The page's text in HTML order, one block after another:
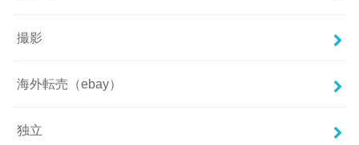
撮影
海外転売（ebay）
独立